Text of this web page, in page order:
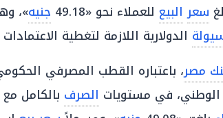
سعر البيع للعملاء نحو «49.18 جنيه»،
الدولارية اللازمة لتغطية
مصر، باعتباره القطب المصرفي
الوطني، في مستويات الصرف بالكامل